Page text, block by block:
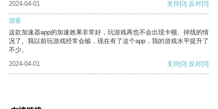
2024-04-01 支持[0] 反对[0]
游客
这款加速器app的加速效果非常好，玩游戏再也不会出现卡顿、掉线的情
况了。我以前玩游戏经常会输，现在有了这个app，我的游戏水平提升了
不少。
2024-04-01
支持[0] 反对[0]